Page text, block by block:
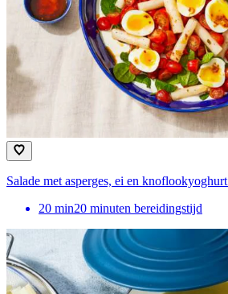
Salade met asperges, ei en
20 min20 minuten bereidingstijd